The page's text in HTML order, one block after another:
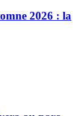
2026 : la